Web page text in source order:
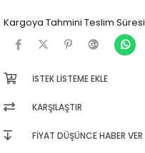
Kargoya Tahmini Teslim Süresi
İSTEK LISTEME EKLE
KARŞILAŞTIR
FIYAT DÜŞÜNCE HABER VER